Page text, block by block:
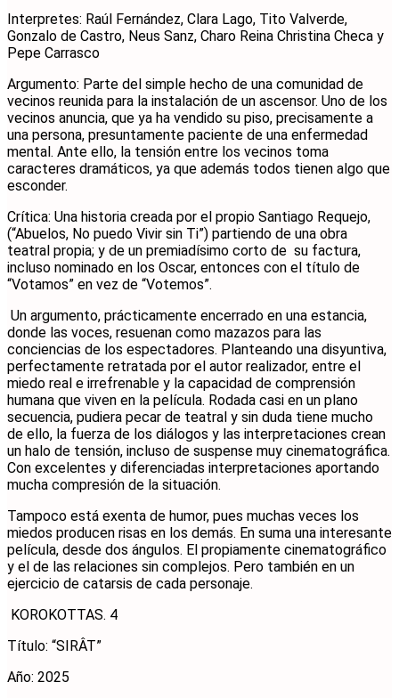
Interpretes: Raúl Fernández, Clara Lago, Tito Valverde,
Gonzalo de Castro, Neus Sanz, Charo Reina Christina Checa y
Pepe Carrasco
Argumento: Parte del simple hecho de una comunidad de
vecinos reunida para la instalación de un ascensor. Uno de los
vecinos anuncia, que ya ha vendido su piso, precisamente a
una persona, presuntamente paciente de una enfermedad
mental. Ante ello, la tensión entre los vecinos toma
caracteres dramáticos, ya que además todos tienen algo que
esconder.
Crítica: Una historia creada por el propio Santiago Requejo,
(“Abuelos, No puedo Vivir sin Ti”) partiendo de una obra
teatral propia; y de un premiadísimo corto de su factura,
incluso nominado en los Oscar, entonces con el título de
“Votamos” en vez de “Votemos”.
Un argumento, prácticamente encerrado en una estancia,
donde las voces, resuenan como mazazos para las
conciencias de los espectadores. Planteando una disyuntiva,
perfectamente retratada por el autor realizador, entre el
miedo real e irrefrenable y la capacidad de comprensión
humana que viven en la película. Rodada casi en un plano
secuencia, pudiera pecar de teatral y sin duda tiene mucho
de ello, la fuerza de los diálogos y las interpretaciones crean
un halo de tensión, incluso de suspense muy cinematográfica.
Con excelentes y diferenciadas interpretaciones aportando
mucha compresión de la situación.
Tampoco está exenta de humor, pues muchas veces los
miedos producen risas en los demás. En suma una interesante
película, desde dos ángulos. El propiamente cinematográfico
y el de las relaciones sin complejos. Pero también en un
ejercicio de catarsis de cada personaje.
KOROKOTTAS. 4
Título: “SIRÂT”
Año: 2025